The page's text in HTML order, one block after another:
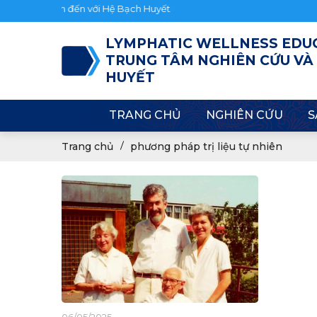
bạn đến với Hệ Bạch Huyết
LYMPHATIC WELLNESS
TRUNG TÂM NGHIÊN CỨU
HUYẾT
TRANG CHỦ NGHIÊN CỨU
Trang chủ phương pháp trị liệu tự nhiên